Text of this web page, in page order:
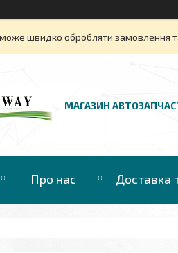
швидко обробляти замовлення
МАГАЗИН
Про нас Доставка